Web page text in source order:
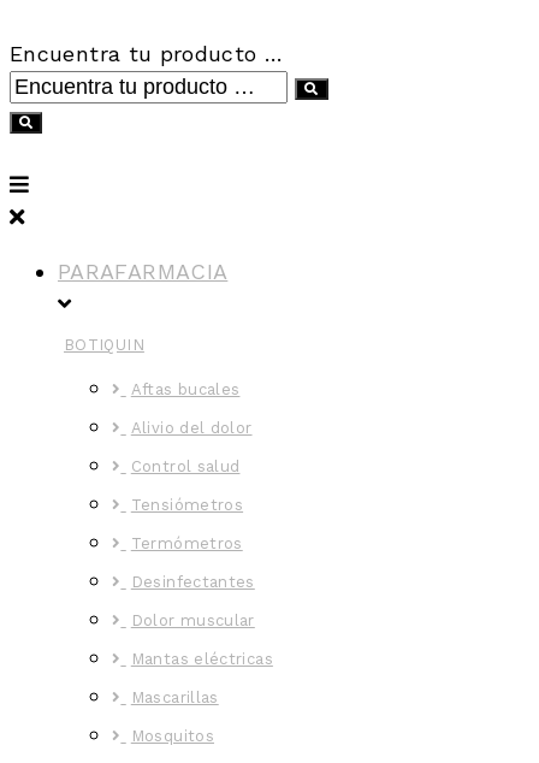
Encuentra tu producto …
PARAFARMACIA
BOTIQUIN
Aftas bucales
Alivio del dolor
Control salud
Tensiómetros
Termómetros
Desinfectantes
Dolor muscular
Mantas eléctricas
Mascarillas
Mosquitos